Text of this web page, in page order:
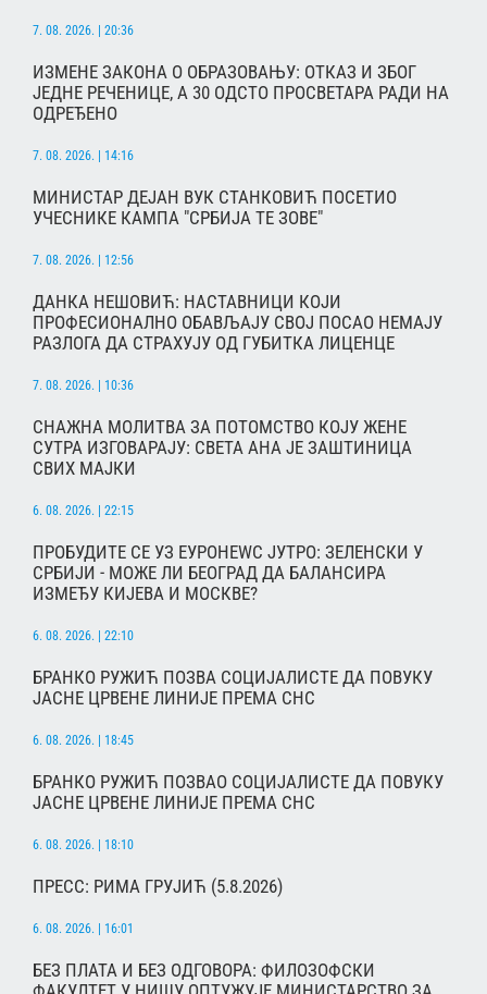
7. 08. 2026. | 20:36
ИЗМЕНЕ ЗАКОНА О ОБРАЗОВАЊУ: ОТКАЗ И ЗБОГ
ЈЕДНЕ РЕЧЕНИЦЕ, А 30 ОДСТО ПРОСВЕТАРА РАДИ НА
ОДРЕЂЕНО
7. 08. 2026. | 14:16
МИНИСТАР ДЕЈАН ВУК СТАНКОВИЋ ПОСЕТИО
УЧЕСНИКЕ КАМПА "СРБИЈА ТЕ ЗОВЕ"
7. 08. 2026. | 12:56
ДАНКА НЕШОВИЋ: НАСТАВНИЦИ КОЈИ
ПРОФЕСИОНАЛНО ОБАВЉАЈУ СВОЈ ПОСАО НЕМАЈУ
РАЗЛОГА ДА СТРАХУЈУ ОД ГУБИТКА ЛИЦЕНЦЕ
7. 08. 2026. | 10:36
СНАЖНА МОЛИТВА ЗА ПОТОМСТВО КОЈУ ЖЕНЕ
СУТРА ИЗГОВАРАЈУ: СВЕТА АНА ЈЕ ЗАШТИНИЦА
СВИХ МАЈКИ
6. 08. 2026. | 22:15
ПРОБУДИТЕ СЕ УЗ ЕУРОНЕWС ЈУТРО: ЗЕЛЕНСКИ У
СРБИЈИ - МОЖЕ ЛИ БЕОГРАД ДА БАЛАНСИРА
ИЗМЕЂУ КИЈЕВА И МОСКВЕ?
6. 08. 2026. | 22:10
БРАНКО РУЖИЋ ПОЗВА СОЦИЈАЛИСТЕ ДА ПОВУКУ
ЈАСНЕ ЦРВЕНЕ ЛИНИЈЕ ПРЕМА СНС
6. 08. 2026. | 18:45
БРАНКО РУЖИЋ ПОЗВАО СОЦИЈАЛИСТЕ ДА ПОВУКУ
ЈАСНЕ ЦРВЕНЕ ЛИНИЈЕ ПРЕМА СНС
6. 08. 2026. | 18:10
ПРЕСС: РИМА ГРУЈИЋ (5.8.2026)
6. 08. 2026. | 16:01
БЕЗ ПЛАТА И БЕЗ ОДГОВОРА: ФИЛОЗОФСКИ